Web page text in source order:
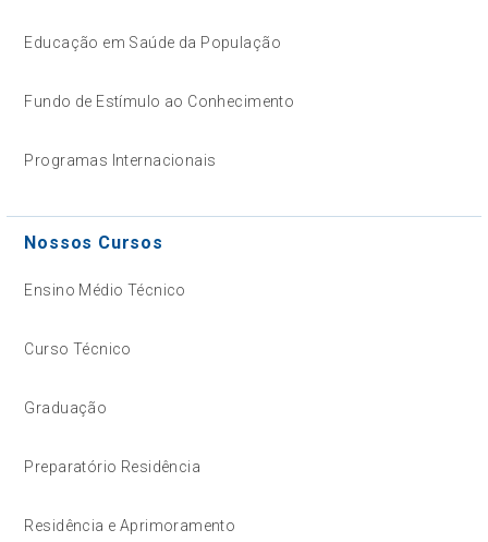
Educação em Saúde da População
Fundo de Estímulo ao Conhecimento
Programas Internacionais
Nossos Cursos
Ensino Médio Técnico
Curso Técnico
Graduação
Preparatório Residência
Residência e Aprimoramento